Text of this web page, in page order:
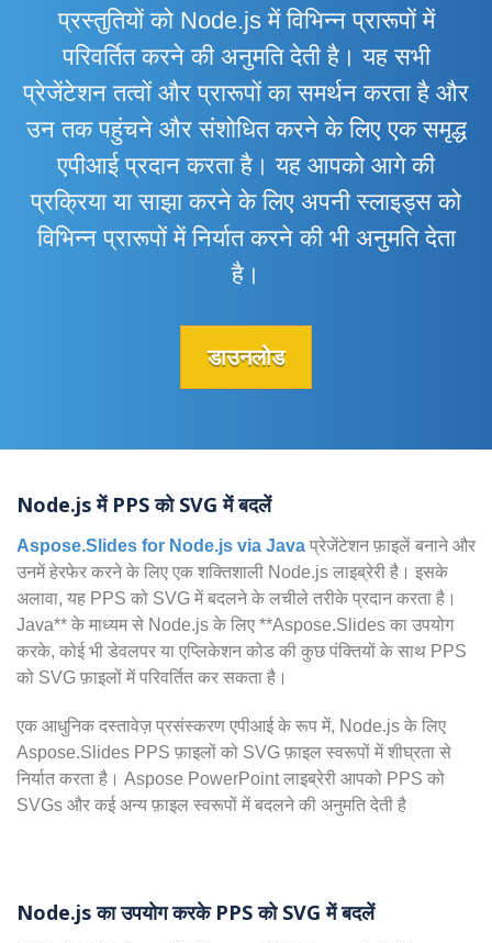
प्रस्तुतियों को Node.js में विभिन्न प्रारूपों में
परिवर्तित करने की अनुमति देती है। यह सभी
प्रेजेंटेशन तत्वों और प्रारूपों का समर्थन करता है और
उन तक पहुंचने और संशोधित करने के लिए एक समृद्ध
एपीआई प्रदान करता है। यह आपको आगे की
प्रक्रिया या साझा करने के लिए अपनी स्लाइड्स को
विभिन्न प्रारूपों में निर्यात करने की भी अनुमति देता
है।
डाउनलोड
Node.js में PPS को SVG में बदलें
Aspose.Slides for Node.js via Java प्रेजेंटेशन फ़ाइलें बनाने और
उनमें हेरफेर करने के लिए एक शक्तिशाली Node.js लाइब्रेरी है। इसके
अलावा, यह PPS को SVG में बदलने के लचीले तरीके प्रदान करता है।
Java** के माध्यम से Node.js के लिए **Aspose.Slides का उपयोग
करके, कोई भी डेवलपर या एप्लिकेशन कोड की कुछ पंक्तियों के साथ PPS
को SVG फ़ाइलों में परिवर्तित कर सकता है।
एक आधुनिक दस्तावेज़ प्रसंस्करण एपीआई के रूप में, Node.js के लिए
Aspose.Slides PPS फ़ाइलों को SVG फ़ाइल स्वरूपों में शीघ्रता से
निर्यात करता है। Aspose PowerPoint लाइब्रेरी आपको PPS को
SVGs और कई अन्य फ़ाइल स्वरूपों में बदलने की अनुमति देती है
Node.js का उपयोग करके PPS को SVG में बदलें